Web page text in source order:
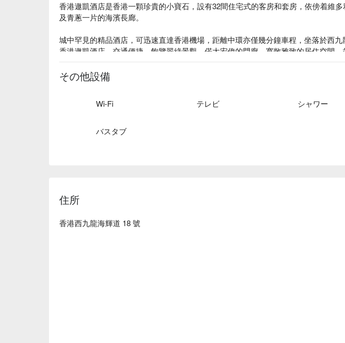
香港遨凱酒店是香港一顆珍貴的小寶石，設有32間住宅式的客房和套房，依傍着維多
及青蔥一片的海濱長廊。
城中罕見的精品酒店，可迅速直達香港機場，距離中環亦僅幾分鐘車程，坐落於西九
香港遨凱酒店，交通便捷，飽覽翠綠景觀，偌大宏偉的門廊，寬敞雅致的居住空間，
越的個性化的服務。
その他設備
Wi-Fi テレビ シャワー
バスタブ
住所
香港西九龍海輝道 18 號